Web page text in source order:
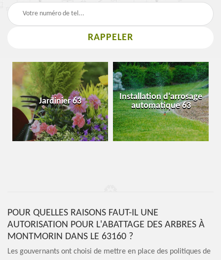
Jardinier 63
Installation d'arrosage
automatique 63
POUR QUELLES RAISONS FAUT-IL UNE
AUTORISATION POUR L'ABATTAGE DES ARBRES À
MONTMORIN DANS LE 63160 ?
Les gouvernants ont choisi de mettre en place des politiques de